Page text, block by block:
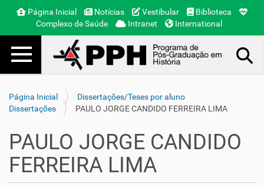
Página Inicial Notícias Vestibular
Biblioteca
Complexo de Saúde
Intranet International
Toggle navigation
Página Inicial
Dissertações/Teses por aluno
Dissertações
PAULO JORGE CANDIDO FERREIRA LIMA
PAULO JORGE CANDIDO
FERREIRA LIMA